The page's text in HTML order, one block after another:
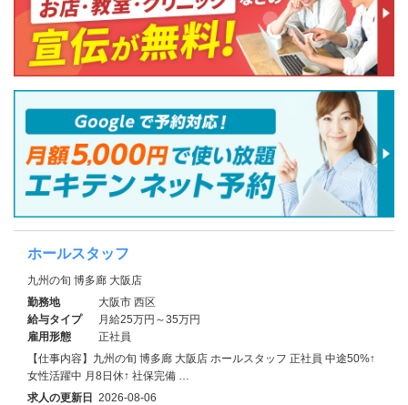
ホールスタッフ
九州の旬 博多廊 大阪店
勤務地
大阪市 西区
給与タイプ
月給25万円～35万円
雇用形態
正社員
【仕事内容】九州の旬 博多廊 大阪店 ホールスタッフ 正社員 中途50%↑
女性活躍中 月8日休↑ 社保完備 …
求人の更新日 2026-08-06